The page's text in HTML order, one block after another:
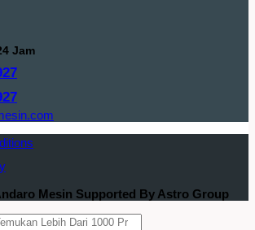
Jam
Mesin Supported By Astro Group